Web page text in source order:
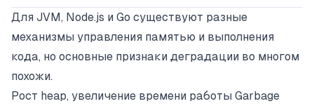
Для JVM, Node.js и Go существуют разные
механизмы управления памятью и выполнения
кода, но основные признаки деградации во многом
похожи.
Рост heap, увеличение времени работы Garbage